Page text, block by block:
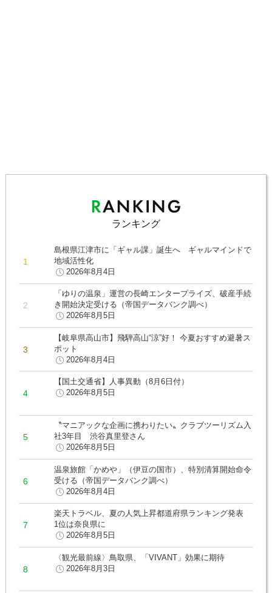
ランキング
島根県江津市に「ギャル課」誕生へ ギャルマインドで
地域活性化
2026年8月4日
「ゆりの温泉」運営の長崎エンタープライズ、破産手続
き開始決定受ける（帝国データバンク調べ）
2026年8月5日
【岐阜県高山市】飛騨高山“涼”好！ 今夏おすすめ避暑ス
ポット
2026年8月4日
【国土交通省】人事異動（8月6日付）
2026年8月5日
〝マニアックな企画に携わりたい〟クラブツーリズム入
社3年目 渋谷真里登さん
2026年8月5日
温泉旅館「かめや」（伊豆の国市）、特別清算開始命令
受ける（帝国データバンク調べ）
2026年8月4日
楽天トラベル、夏の人気上昇都道府県ランキング発表
1位は奈良県に
2026年8月5日
〈観光最前線〉鳥取県、「VIVANT」効果に期待
2026年8月3日